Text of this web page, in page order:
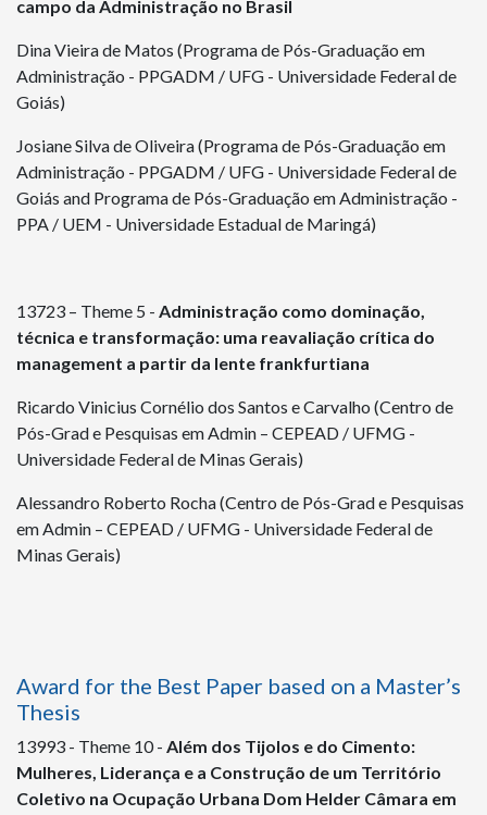
campo da Administração no Brasil
Dina Vieira de Matos (Programa de Pós-Graduação em
Administração - PPGADM / UFG - Universidade Federal de
Goiás)
Josiane Silva de Oliveira (Programa de Pós-Graduação em
Administração - PPGADM / UFG - Universidade Federal de
Goiás and Programa de Pós-Graduação em Administração -
PPA / UEM - Universidade Estadual de Maringá)
13723 – Theme 5 - Administração como dominação,
técnica e transformação: uma reavaliação crítica do
management a partir da lente frankfurtiana
Ricardo Vinicius Cornélio dos Santos e Carvalho (Centro de
Pós-Grad e Pesquisas em Admin – CEPEAD / UFMG -
Universidade Federal de Minas Gerais)
Alessandro Roberto Rocha (Centro de Pós-Grad e Pesquisas
em Admin – CEPEAD / UFMG - Universidade Federal de
Minas Gerais)
Award for the Best Paper based on a Master’s
Thesis
13993 - Theme 10 - Além dos Tijolos e do Cimento:
Mulheres, Liderança e a Construção de um Território
Coletivo na Ocupação Urbana Dom Helder Câmara em